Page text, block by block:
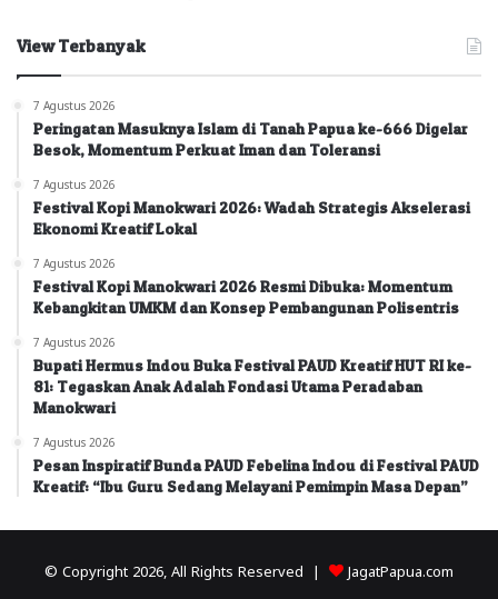
View Terbanyak
7 Agustus 2026
Peringatan Masuknya Islam di Tanah Papua ke-666 Digelar
Besok, Momentum Perkuat Iman dan Toleransi
7 Agustus 2026
Festival Kopi Manokwari 2026: Wadah Strategis Akselerasi
Ekonomi Kreatif Lokal
7 Agustus 2026
Festival Kopi Manokwari 2026 Resmi Dibuka: Momentum
Kebangkitan UMKM dan Konsep Pembangunan Polisentris
7 Agustus 2026
Bupati Hermus Indou Buka Festival PAUD Kreatif HUT RI ke-
81: Tegaskan Anak Adalah Fondasi Utama Peradaban
Manokwari
7 Agustus 2026
Pesan Inspiratif Bunda PAUD Febelina Indou di Festival PAUD
Kreatif: “Ibu Guru Sedang Melayani Pemimpin Masa Depan”
© Copyright 2026, All Rights Reserved | JagatPapua.com